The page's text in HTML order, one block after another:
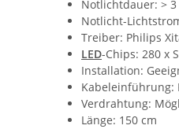
Notlichtdauer: >
Notlicht-
Treiber: Philips
LED-Chips: 280 x
Installation:
Kabeleinführung:
Verdrahtung:
Länge: 150 cm